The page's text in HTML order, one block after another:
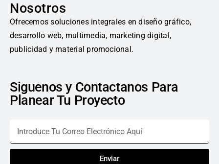
Nosotros
Ofrecemos soluciones integrales en diseño gráfico,
desarrollo web, multimedia, marketing digital,
publicidad y material promocional.
Siguenos y Contactanos Para
Planear Tu Proyecto
Enviar